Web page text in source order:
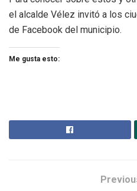
el alcalde Vélez invitó a los
de Facebook del municipio.
Me gusta esto: